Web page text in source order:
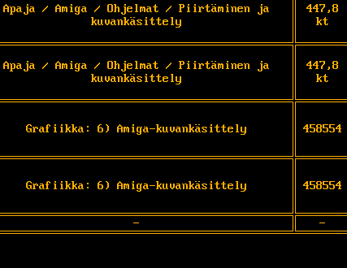
Apaja / Amiga / Ohjelmat / Piirtäminen ja
kuvankäsittely
447,8
kt
Apaja / Amiga / Ohjelmat / Piirtäminen ja
kuvankäsittely
447,8
kt
Grafiikka: 6) Amiga-kuvankäsittely 458554
Grafiikka: 6) Amiga-kuvankäsittely 458554
- -